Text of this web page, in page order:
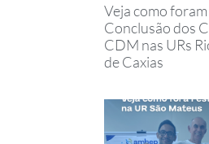
Veja como
Conclusão dos
CDM nas URs
de Caxias